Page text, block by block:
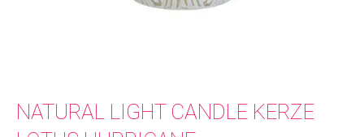
NATURAL LIGHT CANDLE KERZE